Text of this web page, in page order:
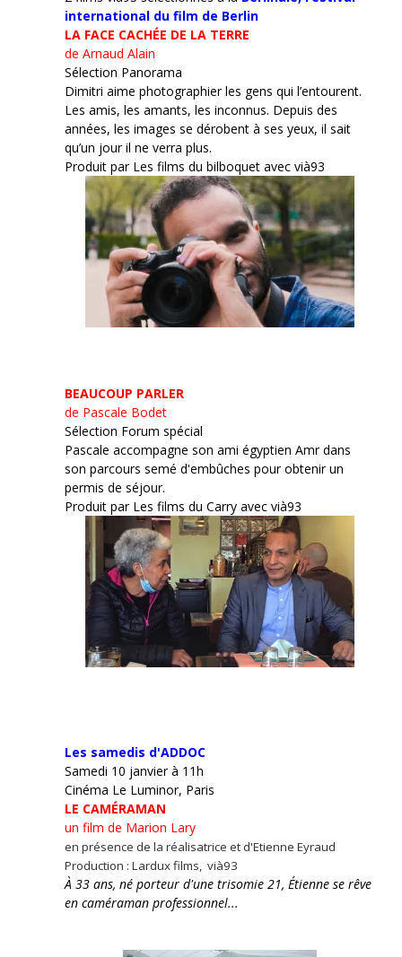
international du film de Berlin
LA FACE CACHÉE DE LA TERRE
de Arnaud Alain
Sélection Panorama
Dimitri aime photographier les gens qui l’entourent.
Les amis, les amants, les inconnus. Depuis des
années, les images se dérobent à ses yeux, il sait
qu’un jour il ne verra plus.
Produit par Les films du bilboquet avec vià93
BEAUCOUP PARLER
de Pascale Bodet
Sélection Forum spécial
Pascale accompagne son ami égyptien Amr dans
son parcours semé d'embûches pour obtenir un
permis de séjour.
Produit par Les films du Carry avec vià93
Les samedis d'ADDOC
Samedi 10 janvier à 11h
Cinéma Le Luminor, Paris
LE CAMÉRAMAN
un film de Marion Lary
en présence de la réalisatrice et d'Etienne Eyraud
Production : Lardux films, vià93
À 33 ans, né porteur d'une trisomie 21, Étienne se rêve
en caméraman professionnel...